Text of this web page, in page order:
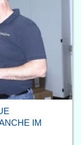
IM